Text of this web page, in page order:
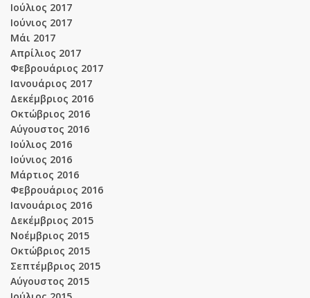
Ιούλιος 2017
Ιούνιος 2017
Μάι 2017
Απρίλιος 2017
Φεβρουάριος 2017
Ιανουάριος 2017
Δεκέμβριος 2016
Οκτώβριος 2016
Αύγουστος 2016
Ιούλιος 2016
Ιούνιος 2016
Μάρτιος 2016
Φεβρουάριος 2016
Ιανουάριος 2016
Δεκέμβριος 2015
Νοέμβριος 2015
Οκτώβριος 2015
Σεπτέμβριος 2015
Αύγουστος 2015